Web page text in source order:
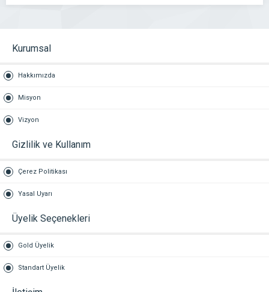
Kurumsal
Hakkımızda
Misyon
Vizyon
Gizlilik ve Kullanım
Çerez Politikası
Yasal Uyarı
Üyelik Seçenekleri
Gold Üyelik
Standart Üyelik